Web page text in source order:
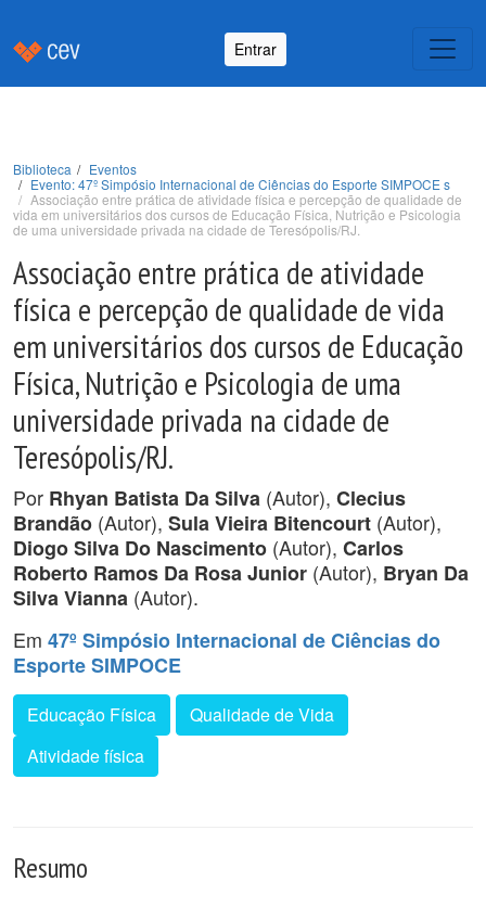
Entrar
Biblioteca
Eventos
Evento: 47º Simpósio Internacional de Ciências do Esporte SIMPOCE s
Associação entre prática de atividade física e percepção de qualidade de
vida em universitários dos cursos de Educação Física, Nutrição e Psicologia
de uma universidade privada na cidade de Teresópolis/RJ.
Associação entre prática de atividade
física e percepção de qualidade de vida
em universitários dos cursos de Educação
Física, Nutrição e Psicologia de uma
universidade privada na cidade de
Teresópolis/RJ.
Por Rhyan Batista Da Silva (Autor), Clecius
Brandão (Autor), Sula Vieira Bitencourt (Autor),
Diogo Silva Do Nascimento (Autor), Carlos
Roberto Ramos Da Rosa Junior (Autor), Bryan Da
Silva Vianna (Autor).
Em 47º Simpósio Internacional de Ciências do
Esporte SIMPOCE
Educação Física
Qualidade de Vida
Atividade física
Resumo